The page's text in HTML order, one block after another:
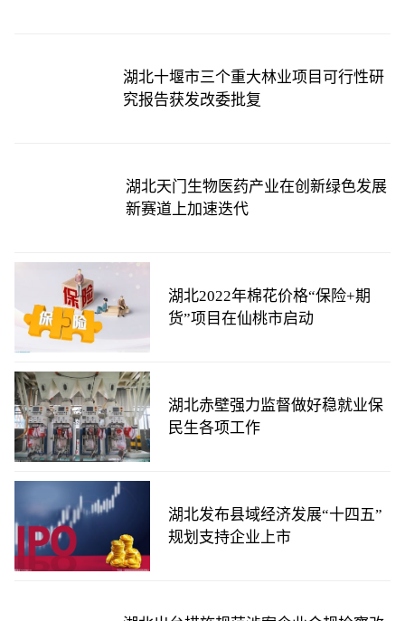
湖北十堰市三个重大林业项目可行性研
究报告获发改委批复
湖北天门生物医药产业在创新绿色发展
新赛道上加速迭代
湖北2022年棉花价格“保险+期
货”项目在仙桃市启动
湖北赤壁强力监督做好稳就业保
民生各项工作
湖北发布县域经济发展“十四五”
规划支持企业上市